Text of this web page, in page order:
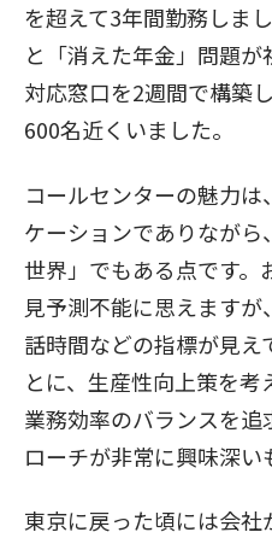
を超えて3年間勤務しま
と「消えた年金」問題
対応窓口を2週間で構築
600名近くいました。
コールセンターの魅力
ケーションでありなが
世界」でもある点です
見予測不能に思えます
話時間などの指標が見え
とに、生産性向上策を
業務効率のバランスを
ローチが非常に興味深い
東京に戻った頃には会